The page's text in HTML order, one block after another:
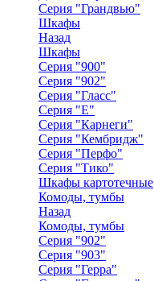
Серия "Грандвью"
Шкафы
Назад
Шкафы
Серия "900"
Серия "902"
Серия "Гласс"
Серия "Е"
Серия "Карнеги"
Серия "Кембридж"
Серия "Перфо"
Серия "Тико"
Шкафы картотечные
Комоды, тумбы
Назад
Комоды, тумбы
Серия "902"
Серия "903"
Серия "Герра"